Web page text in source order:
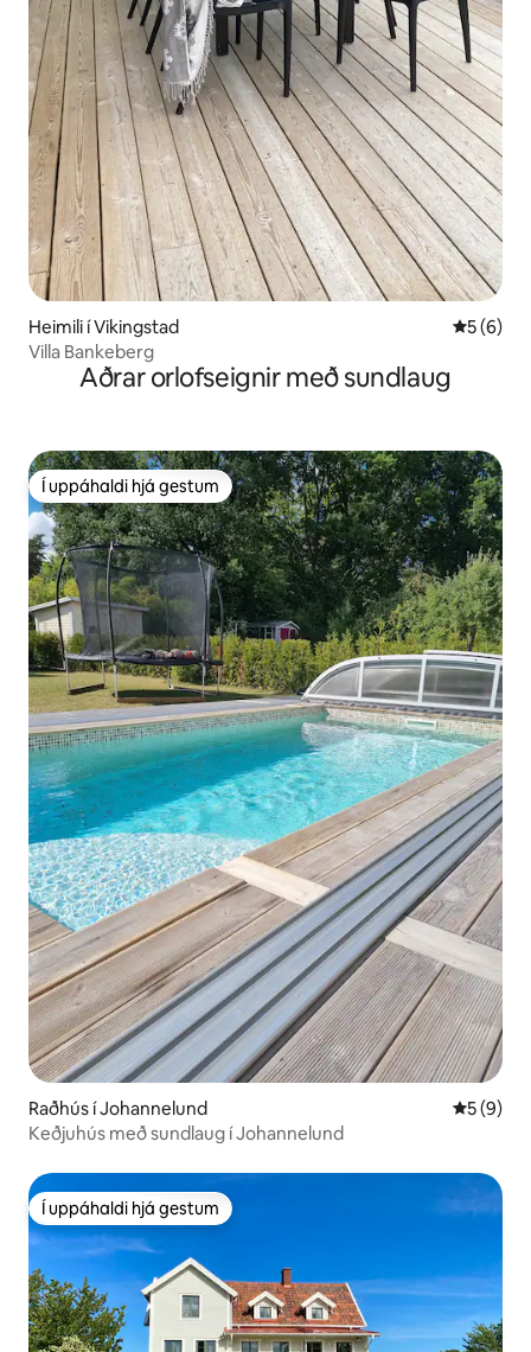
Heimili í Vikingstad 5 af 5 í
5 (6)
Villa Bankeberg
Aðrar orlofseignir með sundlaug
Í uppáhaldi hjá gestum
Í uppáhaldi hjá gestum
Raðhús í Johannelund 5 af 5 í
5 (9)
Keðjuhús með sundlaug í Johannelund
Í uppáhaldi hjá gestum
Í uppáhaldi hjá gestum